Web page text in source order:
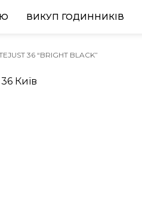
ВИКУП ГОДИННИКІВ
36 “BRIGHT BLACK”